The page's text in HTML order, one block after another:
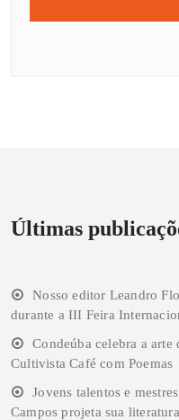
Últimas
Nosso editor Leandro
durante a III Feira
Condeúba celebra a
Cultivista Café com Poemas
Jovens talentos e
Campos projeta sua